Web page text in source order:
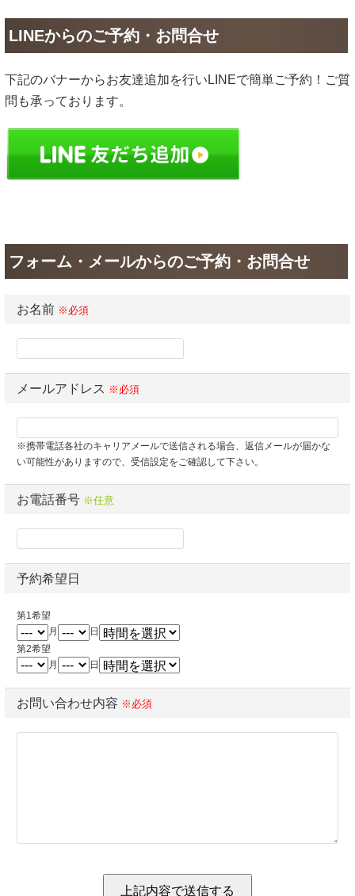
LINEからのご予約・お問合せ
下記のバナーからお友達追加を行いLINEで簡単ご予約！ご質
問も承っております。
フォーム・メールからのご予約・お問合せ
お名前 ※必須
メールアドレス ※必須
※携帯電話各社のキャリアメールで送信される場合、返信メールが届かな
い可能性がありますので、受信設定をご確認して下さい。
お電話番号 ※任意
予約希望日
第1希望
月
日
第2希望
月
日
お問い合わせ内容 ※必須